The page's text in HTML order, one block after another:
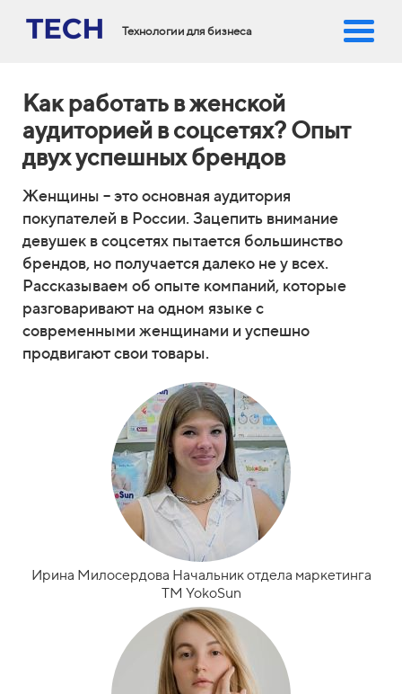
Технологии для бизнеса
Как работать в женской
аудиторией в соцсетях? Опыт
двух успешных брендов
Женщины – это основная аудитория
покупателей в России. Зацепить внимание
девушек в соцсетях пытается большинство
брендов, но получается далеко не у всех.
Рассказываем об опыте компаний, которые
разговаривают на одном языке с
современными женщинами и успешно
продвигают свои товары.
Ирина Милосердова Начальник отдела маркетинга
ТМ YokoSun